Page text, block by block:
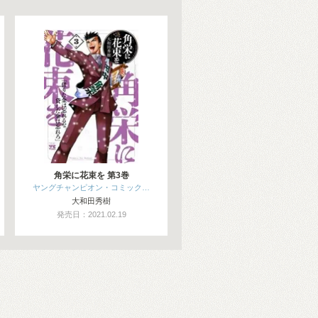
角栄に花束を 第3巻
ヤングチャンピオン・コミック…
大和田秀樹
発売日：2021.02.19